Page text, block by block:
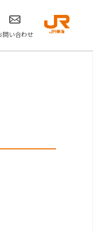
問い合わせ